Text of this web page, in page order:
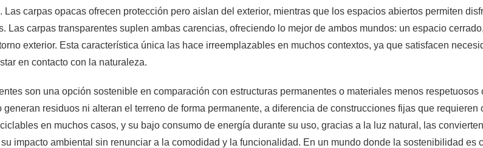
Las carpas opacas ofrecen protección pero aislan del exterior, mientras que los espacios abiertos permiten
Las carpas transparentes suplen ambas carencias, ofreciendo lo mejor de ambos mundos: un espacio
exterior. Esta característica única las hace irreemplazables en muchos contextos, ya que satisfacen
en contacto con la naturaleza.
son una opción sostenible en comparación con estructuras permanentes o materiales menos respetuosos
residuos ni alteran el terreno de forma permanente, a diferencia de construcciones fijas que requieren
en muchos casos, y su bajo consumo de energía durante su uso, gracias a la luz natural, las
impacto ambiental sin renunciar a la comodidad y la funcionalidad. En un mundo donde la sostenibilidad es